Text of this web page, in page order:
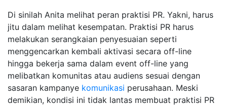
Di sinilah Anita melihat peran praktisi PR. Yakni, harus
jitu dalam melihat kesempatan. Praktisi PR harus
melakukan serangkaian penyesuaian seperti
menggencarkan kembali aktivasi secara off-line
hingga bekerja sama dalam event off-line yang
melibatkan komunitas atau audiens sesuai dengan
sasaran kampanye komunikasi perusahaan. Meski
demikian, kondisi ini tidak lantas membuat praktisi PR